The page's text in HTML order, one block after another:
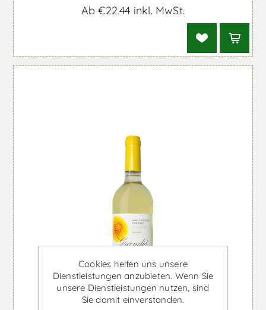
Ab €22,44 inkl. MwSt.
Cookies helfen uns unsere
Dienstleistungen anzubieten. Wenn Sie
unsere Dienstleistungen nutzen, sind
Sie damit einverstanden.